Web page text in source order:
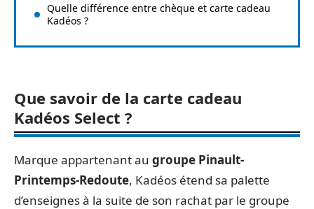
Quelle différence entre chèque et carte cadeau
Kadéos ?
Que savoir de la carte cadeau
Kadéos Select ?
Marque appartenant au groupe Pinault-
Printemps-Redoute, Kadéos étend sa palette
d’enseignes à la suite de son rachat par le groupe